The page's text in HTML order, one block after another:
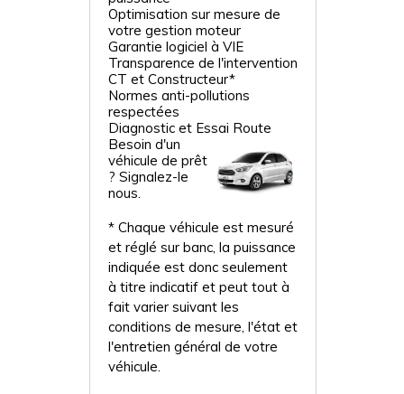
Optimisation sur mesure de
votre gestion moteur
Garantie logiciel à VIE
Transparence de l'intervention
CT et Constructeur*
Normes anti-pollutions
respectées
Diagnostic et Essai Route
Besoin d'un
véhicule de prêt
? Signalez-le
nous.
* Chaque véhicule est mesuré
et réglé sur banc, la puissance
indiquée est donc seulement
à titre indicatif et peut tout à
fait varier suivant les
conditions de mesure, l'état et
l'entretien général de votre
véhicule.